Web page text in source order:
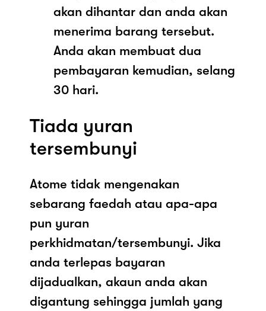
akan dihantar dan anda akan
menerima barang tersebut.
Anda akan membuat dua
pembayaran kemudian, selang
30 hari.
Tiada yuran
tersembunyi
Atome tidak mengenakan
sebarang faedah atau apa-apa
pun yuran
perkhidmatan/tersembunyi. Jika
anda terlepas bayaran
dijadualkan, akaun anda akan
digantung sehingga jumlah yang